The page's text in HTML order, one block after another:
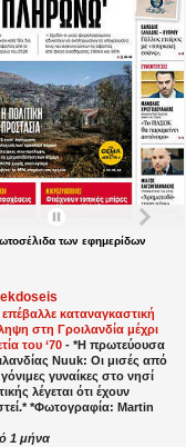
των εφημερίδων
καταναγκαστική
στη Γροιλανδία μέχρι
του ‘70 - *Η πρωτεύουσα
Nuuk: Οι μισές από
γόνιμες γυναίκες στο νησί
λέγεται ότι έχουν
*Φωτογραφία: Martin
1 μήνα